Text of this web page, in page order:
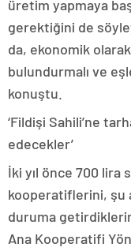
üretim yapmaya
gerektiğini de
da, ekonomik
bulundurmalı ve
konuştu.
‘Fildişi Sahili’ne
edecekler’
İki yıl önce 700 lira
kooperatiflerini,
duruma
Ana Kooperatifi